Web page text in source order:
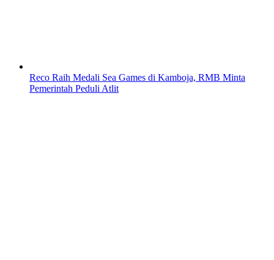
Reco Raih Medali Sea Games di Kamboja, RMB Minta
Pemerintah Peduli Atlit